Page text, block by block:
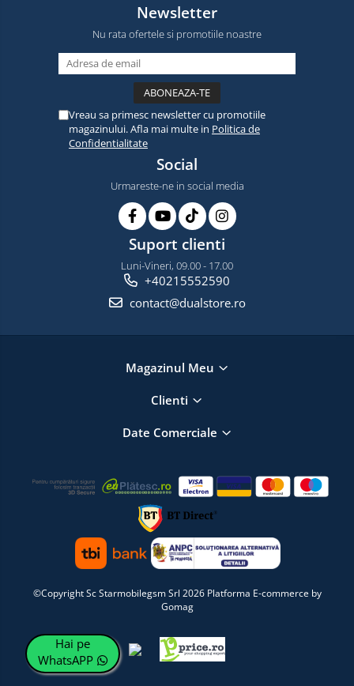
Newsletter
Nu rata ofertele si promotiile noastre
Vreau sa primesc newsletter cu promotiile
magazinului. Afla mai multe in Politica de
Confidentialitate
Social
Urmareste-ne in social media
Suport clienti
Luni-Vineri, 09.00 - 17.00
+40215552590
contact@dualstore.ro
Magazinul Meu
Clienti
Date Comerciale
©Copyright Sc Starmobilegsm Srl 2026 Platforma E-commerce by
Gomag
Hai pe
WhatsAPP